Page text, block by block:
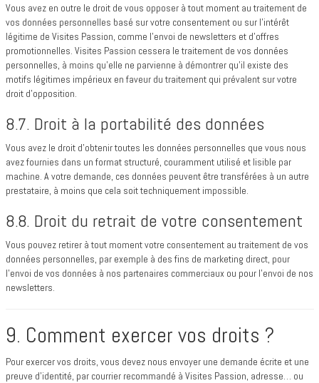
Vous avez en outre le droit de vous opposer à tout moment au traitement de
vos données personnelles basé sur votre consentement ou sur l’intérêt
légitime de Visites Passion, comme l’envoi de newsletters et d’offres
promotionnelles. Visites Passion cessera le traitement de vos données
personnelles, à moins qu’elle ne parvienne à démontrer qu’il existe des
motifs légitimes impérieux en faveur du traitement qui prévalent sur votre
droit d’opposition.
8.7. Droit à la portabilité des données
Vous avez le droit d’obtenir toutes les données personnelles que vous nous
avez fournies dans un format structuré, couramment utilisé et lisible par
machine. A votre demande, ces données peuvent être transférées à un autre
prestataire, à moins que cela soit techniquement impossible.
8.8. Droit du retrait de votre consentement
Vous pouvez retirer à tout moment votre consentement au traitement de vos
données personnelles, par exemple à des fins de marketing direct, pour
l’envoi de vos données à nos partenaires commerciaux ou pour l’envoi de nos
newsletters.
9. Comment exercer vos droits ?
Pour exercer vos droits, vous devez nous envoyer une demande écrite et une
preuve d’identité, par courrier recommandé à Visites Passion, adresse… ou